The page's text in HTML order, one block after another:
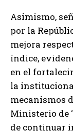
Asimismo,
por la
mejora
índice,
en el
la
mecanismos
Ministerio de
de continuar